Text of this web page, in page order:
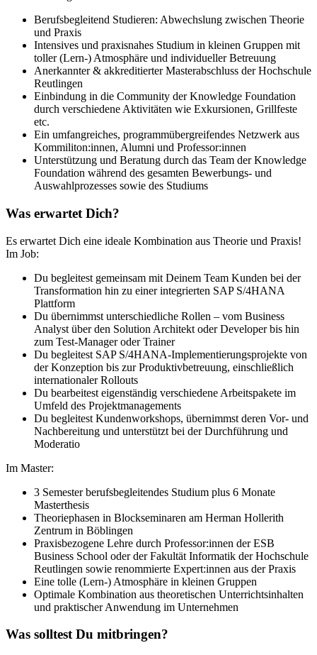
Berufsbegleitend Studieren: Abwechslung zwischen Theorie
und Praxis
Intensives und praxisnahes Studium in kleinen Gruppen mit
toller (Lern-) Atmosphäre und individueller Betreuung
Anerkannter & akkreditierter Masterabschluss der Hochschule
Reutlingen
Einbindung in die Community der Knowledge Foundation
durch verschiedene Aktivitäten wie Exkursionen, Grillfeste
etc.
Ein umfangreiches, programmübergreifendes Netzwerk aus
Kommiliton:innen, Alumni und Professor:innen
Unterstützung und Beratung durch das Team der Knowledge
Foundation während des gesamten Bewerbungs- und
Auswahlprozesses sowie des Studiums
Was erwartet Dich?
Es erwartet Dich eine ideale Kombination aus Theorie und Praxis!
Im Job:
Du begleitest gemeinsam mit Deinem Team Kunden bei der
Transformation hin zu einer integrierten SAP S/4HANA
Plattform
Du übernimmst unterschiedliche Rollen – vom Business
Analyst über den Solution Architekt oder Developer bis hin
zum Test-Manager oder Trainer
Du begleitest SAP S/4HANA-Implementierungsprojekte von
der Konzeption bis zur Produktivbetreuung, einschließlich
internationaler Rollouts
Du bearbeitest eigenständig verschiedene Arbeitspakete im
Umfeld des Projektmanagements
Du begleitest Kundenworkshops, übernimmst deren Vor- und
Nachbereitung und unterstützt bei der Durchführung und
Moderatio
Im Master:
3 Semester berufsbegleitendes Studium plus 6 Monate
Masterthesis
Theoriephasen in Blockseminaren am Herman Hollerith
Zentrum in Böblingen
Praxisbezogene Lehre durch Professor:innen der ESB
Business School oder der Fakultät Informatik der Hochschule
Reutlingen sowie renommierte Expert:innen aus der Praxis
Eine tolle (Lern-) Atmosphäre in kleinen Gruppen
Optimale Kombination aus theoretischen Unterrichtsinhalten
und praktischer Anwendung im Unternehmen
Was solltest Du mitbringen?